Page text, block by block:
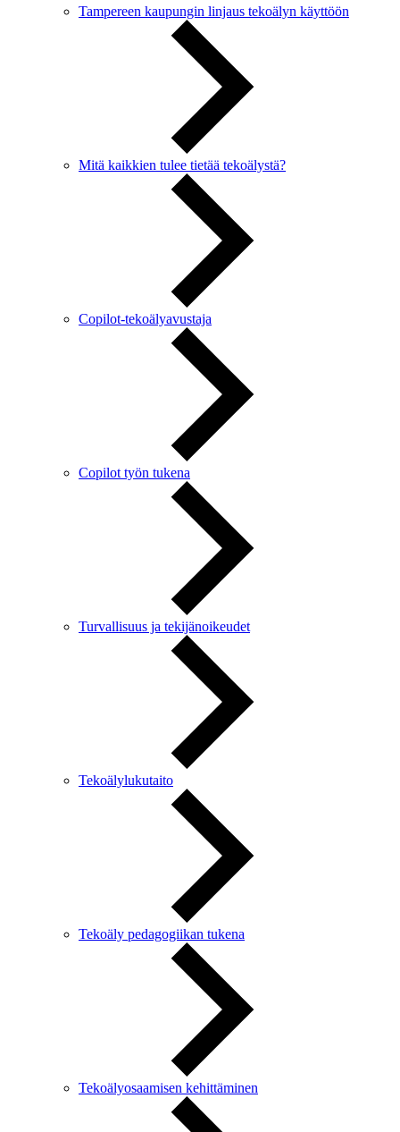
Tampereen kaupungin linjaus tekoälyn käyttöön
Mitä kaikkien tulee tietää tekoälystä?
Copilot-tekoälyavustaja
Copilot työn tukena
Turvallisuus ja tekijänoikeudet
Tekoälylukutaito
Tekoäly pedagogiikan tukena
Tekoälyosaamisen kehittäminen